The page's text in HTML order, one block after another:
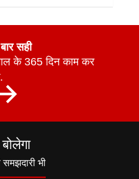
सही
के 365 दिन काम कर
समझदारी भी